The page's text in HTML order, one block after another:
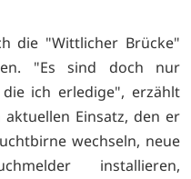
die "Wittlicher Brücke"
"Es sind doch nur
ich erledige", erzählt
Einsatz, den er
wechseln, neue
installieren,